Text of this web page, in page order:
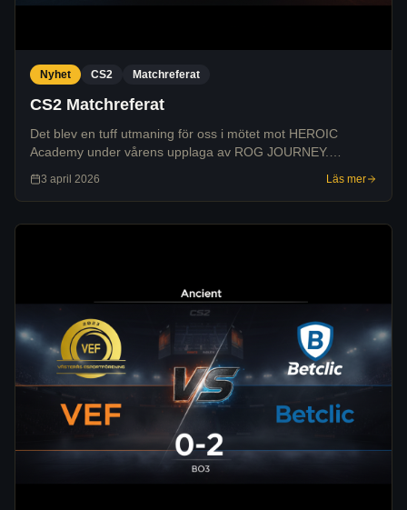
Nyhet CS2 Matchreferat
CS2 Matchreferat
Det blev en tuff utmaning för oss i mötet mot HEROIC
Academy under vårens upplaga av ROG JOURNEY.
besegrade med 0-2 i kartor efter spel på Infer
3 april 2026 Läs mer